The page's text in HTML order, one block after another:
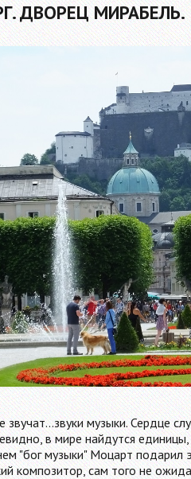
ДВОРЕЦ МИРАБЕЛЬ.
музыки. Сердце
в мире найдутся
"бог музыки" Моцарт подарил
композитор, сам того не